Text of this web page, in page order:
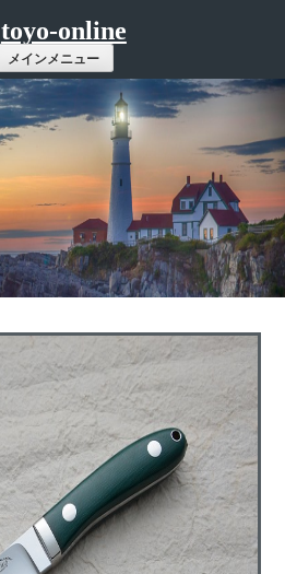
toyo-online
メインメニュー